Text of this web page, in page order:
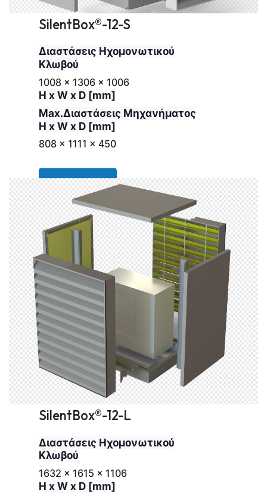
SilentBox®-12-S
Διαστάσεις Ηχομονωτικού
Κλωβού
1008 x 1306 x 1006
H x W x D [mm]
Max.Διαστάσεις Μηχανήματος
H x W x D [mm]
808 x 1111 x 450
SilentBox®-12-L
Διαστάσεις Ηχομονωτικού
Κλωβού
1632 x 1615 x 1106
H x W x D [mm]